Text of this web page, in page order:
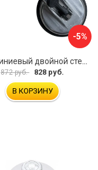
-5%
Алюминиевый двойной стеклодомкрат УправДом 4100002750
872 руб. 828 руб.
В КОРЗИНУ